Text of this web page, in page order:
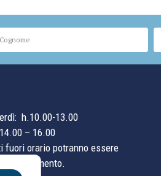
h.10.00-13.00
– 16.00
fuori orario potranno essere
appuntamento.